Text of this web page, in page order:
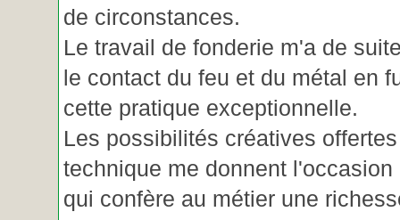
de circonstances.
Le travail de fonderie m'a de
le contact du feu et du métal en
cette pratique exceptionnelle.
Les possibilités créatives
technique me donnent
qui confère au métier une